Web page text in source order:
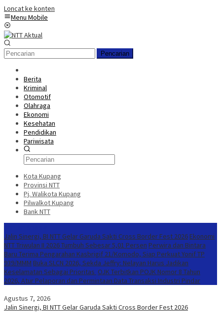
Loncat ke konten
Menu Mobile
Pencarian
Berita
Kriminal
Otomotif
Olahraga
Ekonomi
Kesehatan
Pendidikan
Pariwisata
Kota Kupang
Provinsi NTT
Pj. Walikota Kupang
Pilwalkot Kupang
Bank NTT
Jalin Sinergi, BI NTT Gelar Garuda Sakti Cross Border Fest 2026 Ekonomi
NTT Triwulan II 2026 Tumbuh Sebesar 5,01 Persen Perwira dan Bintara
Baru Terima Pengarahan Kasbrigif 21/Komodo, Siap Perkuat Yonif TP
939/MMM Buka SLCN 2026, Sekda Jeffry: Nelayan Harus Jadikan
Keselamatan Sebagai Prioritas OJK Terbitkan POJK Nomor 8 Tahun
2026, Atur Pelaporan dan Permintaan Data Transaksi Industri Pindar
Agustus 7, 2026
Jalin Sinergi, BI NTT Gelar Garuda Sakti Cross Border Fest 2026